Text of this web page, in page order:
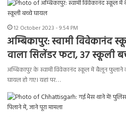
12 October 2023 - 9:54 PM
अम्बिकापुर: स्वामी
वाला सिलेंडर फटा, 37 स्कूली
अम्बिकापुर के स्वामी विवेकानंद स्कूल में बैलून
घायल हो गए। यहां पर…